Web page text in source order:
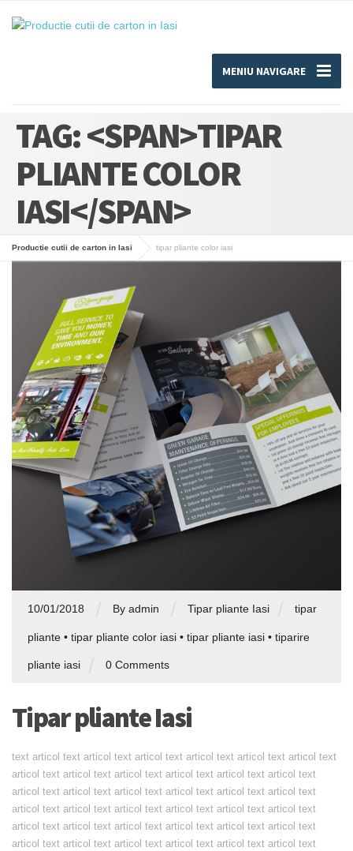
MENIU NAVIGARE
TAG: <SPAN>TIPAR
PLIANTE COLOR
IASI</SPAN>
Productie cutii de carton in Iasi tipar pliante color iasi
10/01/2018 By admin Tipar pliante Iasi tipar
pliante • tipar pliante color iasi • tipar pliante iasi • tiparire
pliante iasi 0 Comments
Tipar pliante Iasi
text articol text articol text articol text articol text articol text articol text
articol text articol text articol text articol text articol text articol text
articol text articol text articol text articol text articol text articol text
articol text articol text articol text articol text articol text articol text
articol text articol text articol text articol text articol text articol text
articol text articol text articol text articol text articol text articol text